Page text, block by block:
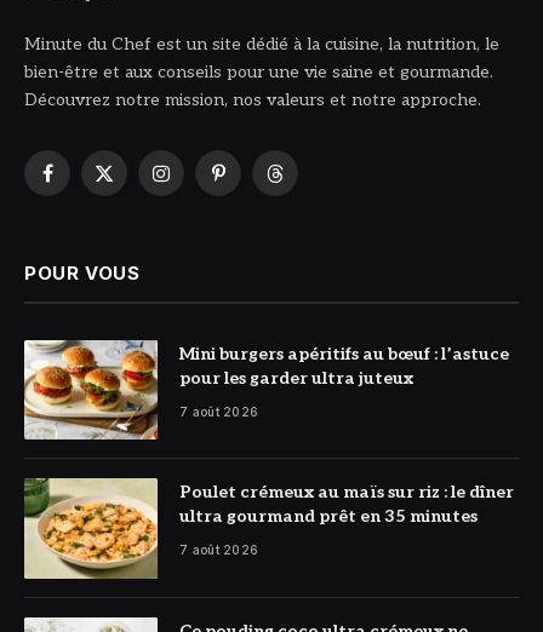
Minute du Chef est un site dédié à la cuisine, la nutrition, le
bien-être et aux conseils pour une vie saine et gourmande.
Découvrez notre mission, nos valeurs et notre approche.
Facebook
X
InstagramPinterestThreads
POUR VOUS
© DR
Mini burgers apéritifs au bœuf : l’astuce
pour les garder ultra juteux
7 août 2026
© DR
Poulet crémeux au maïs sur riz : le dîner
ultra gourmand prêt en 35 minutes
7 août 2026